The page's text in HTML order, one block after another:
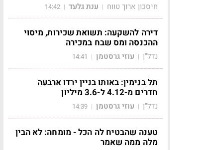
חיסכון ארוך טווח | ענת גלעד |
14:42
דירה להשקעה: תשואת שכירות, מיסוי
ההכנסה ומס שבח במכירה
נדל"ן | עוזי גרסטמן |
14:41
תל בנימין: באותו בניין ירדו ארבעה
חדרים מ-4.12 ל-3.6 מיליון
נדל"ן | עוזי גרסטמן |
14:39
טענה שהבטיח לה הכל - מומחה: לא הבין
מלה ממה שאמר